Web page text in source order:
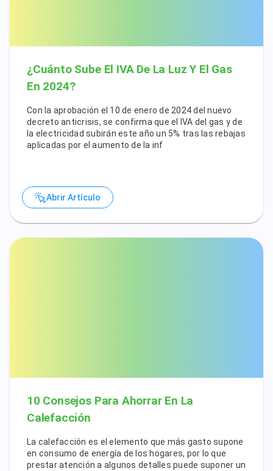
¿Cuánto Sube El IVA De La Luz Y El Gas
En 2024?
Con la aprobación el 10 de enero de 2024 del nuevo
decreto anticrisis, se confirma que el IVA del gas y de
la electricidad subirán este año un 5% tras las rebajas
aplicadas por el aumento de la inf
Abrir Artículo
10 Consejos Para Ahorrar En La
Calefacción
La calefacción es el elemento que más gasto supone
en consumo de energía de los hogares, por lo que
prestar atención a algunos detalles puede suponer un